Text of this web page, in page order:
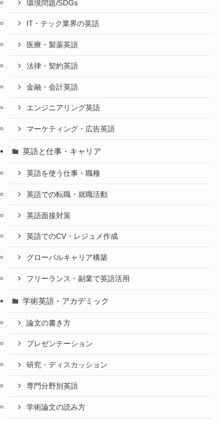
環境問題/SDGs
IT・テック業界の英語
医療・製薬英語
法律・契約英語
金融・会計英語
エンジニアリング英語
マーケティング・広告英語
英語と仕事・キャリア
英語を使う仕事・職種
英語での転職・就職活動
英語面接対策
英語でのCV・レジュメ作成
グローバルキャリア構築
フリーランス・副業で英語活用
学術英語・アカデミック
論文の書き方
プレゼンテーション
研究・ディスカッション
専門分野別英語
学術論文の読み方